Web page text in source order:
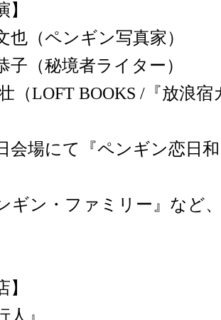
】
也（ペンギン写真家）
子（秘境者ライター）
（LOFT BOOKS /『放浪
会場にて『ペンギン恋日
ギン・ファミリー』など
】
人』